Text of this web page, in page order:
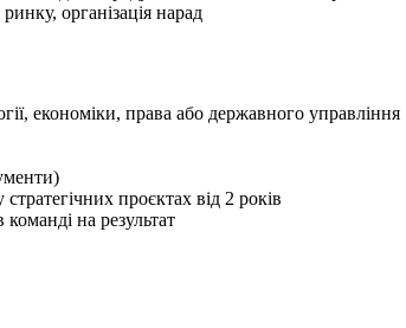
організація нарад
економіки, права або державного управління
проєктах від 2 років
на результат